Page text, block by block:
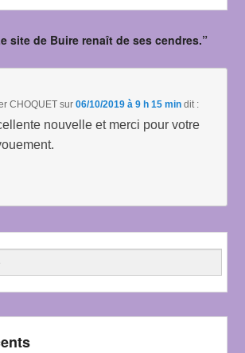
site de Buire renaît de ses cendres.”
CHOQUET sur06/10/2019 à 9 h 15 min dit :
nouvelle et merci pour votre